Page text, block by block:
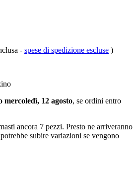
- spese di spedizione escluse )
mercoledì, 12 agosto, se ordini entro
ancora 7 pezzi. Presto ne arriveranno
subire variazioni se vengono